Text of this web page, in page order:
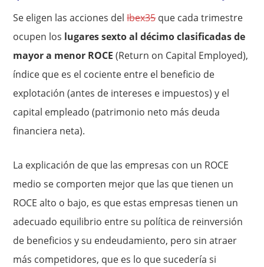
Se eligen las acciones delIbex35que cada trimestre
ocupen los lugares sexto al décimo clasificadas de
mayor a menor ROCE (Return on Capital Employed),
índice que es el cociente entre el beneficio de
explotación (antes de intereses e impuestos) y el
capital empleado (patrimonio neto más deuda
financiera neta).
La explicación de que las empresas con un ROCE
medio se comporten mejor que las que tienen un
ROCE alto o bajo, es que estas empresas tienen un
adecuado equilibrio entre su política de reinversión
de beneficios y su endeudamiento, pero sin atraer
más competidores, que es lo que sucedería si